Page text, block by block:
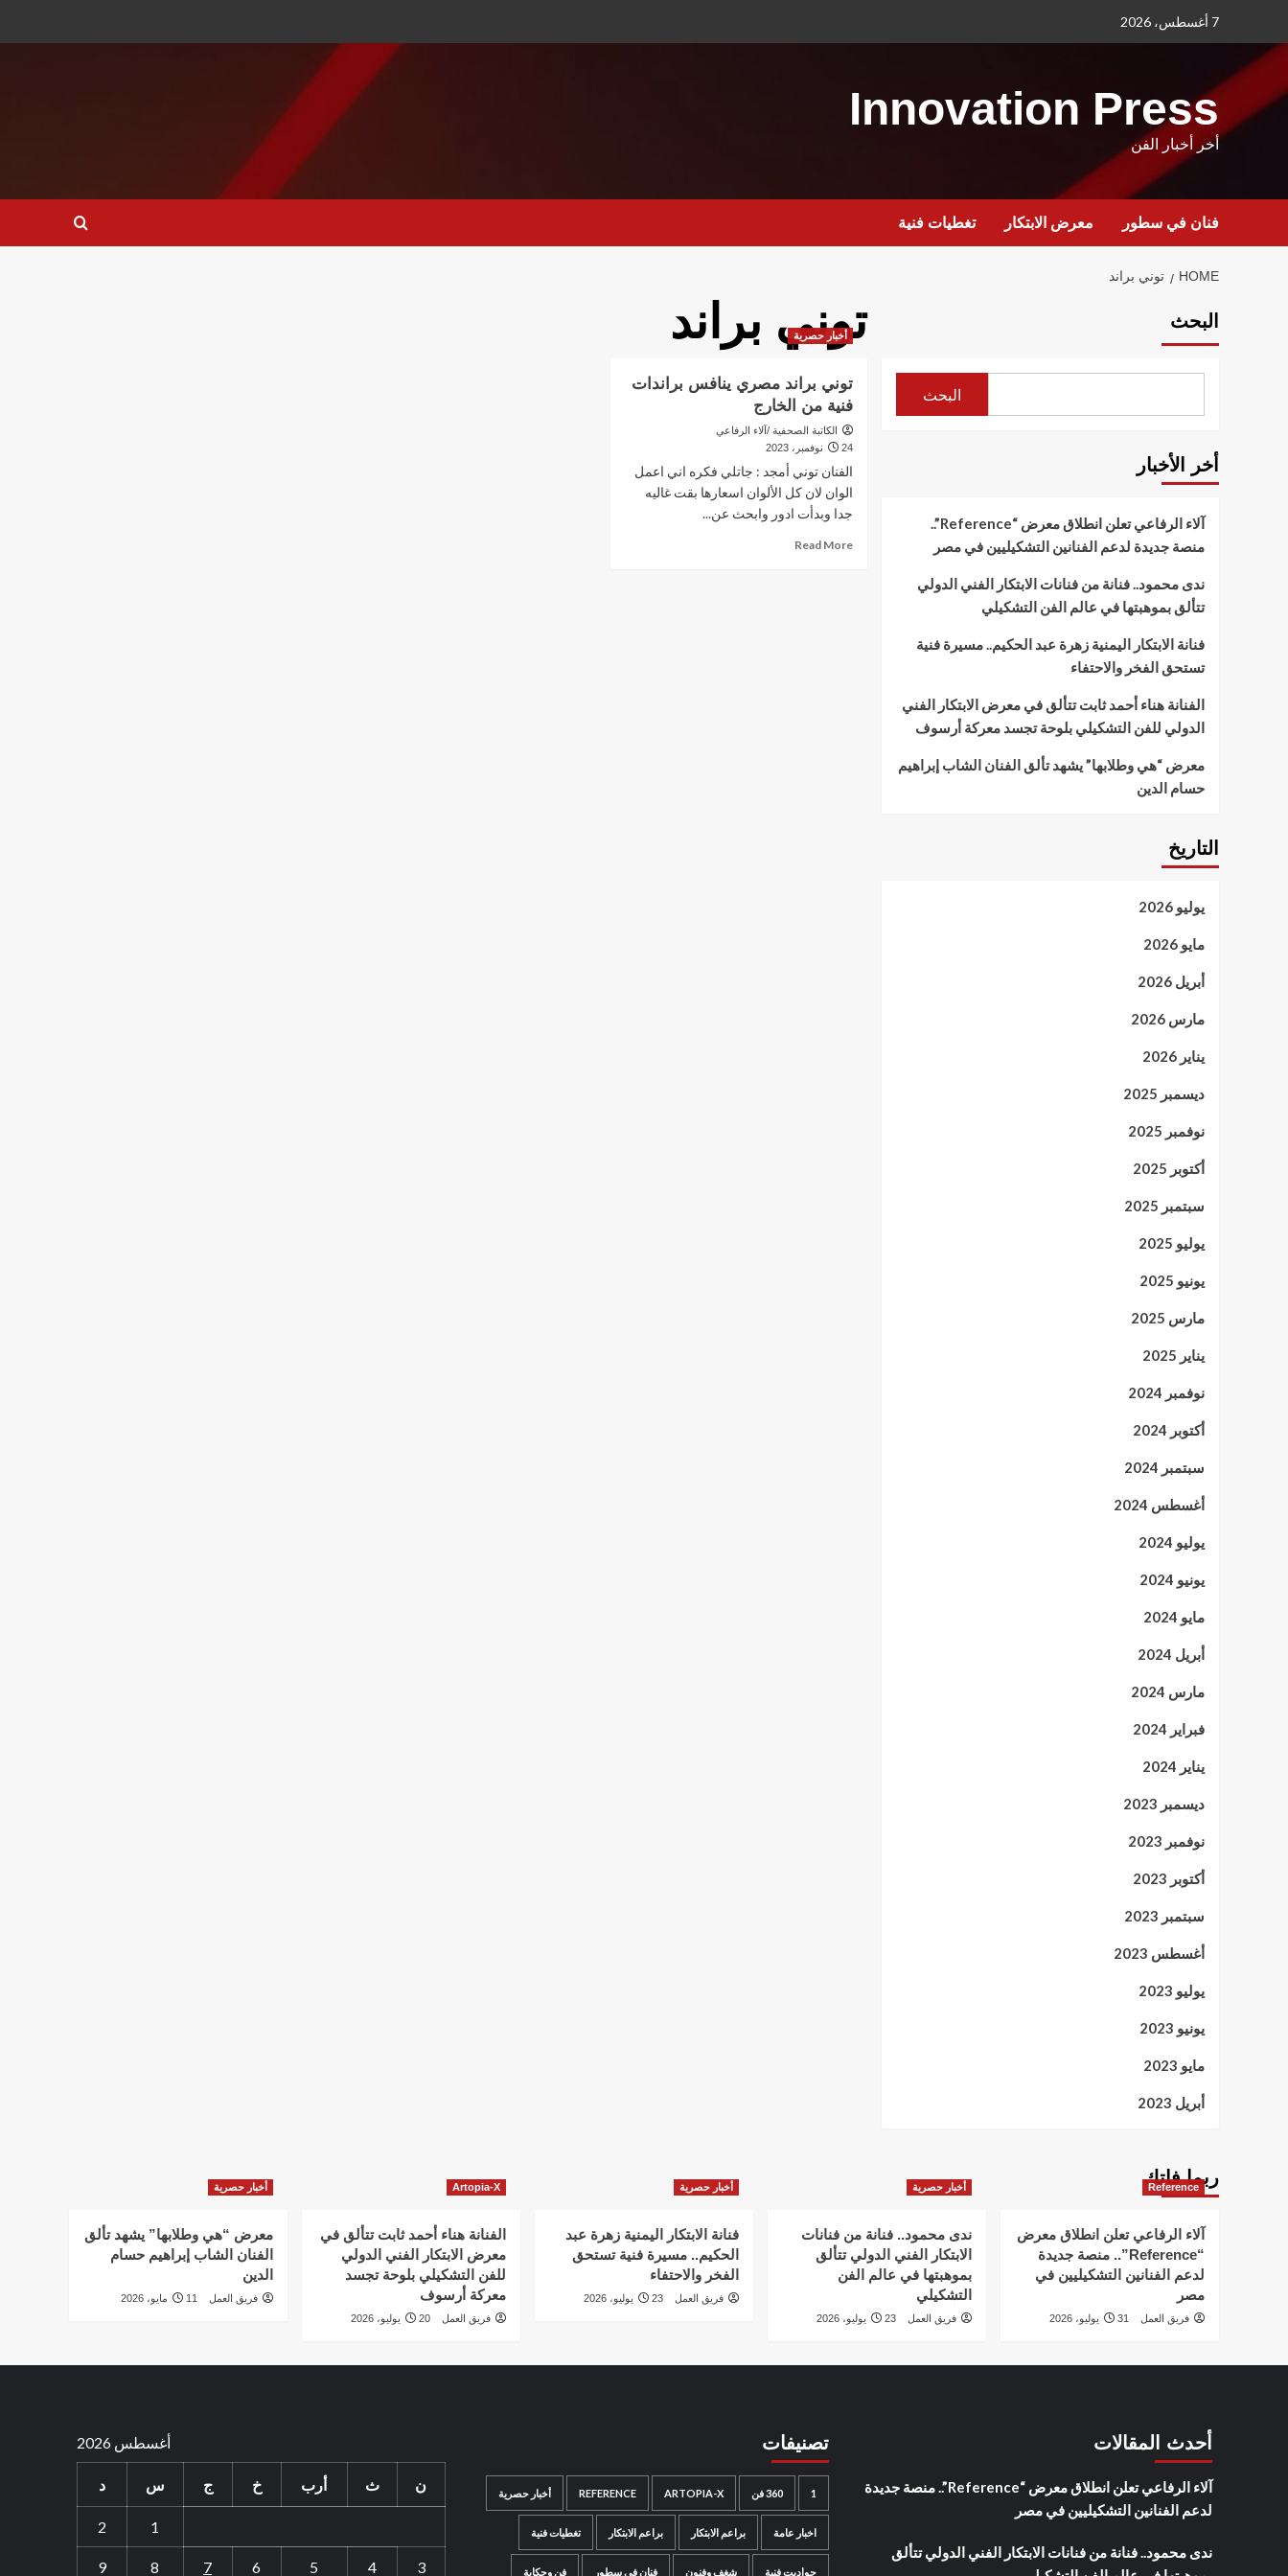
content
7 أغسطس، 2026
Innovation Press
أخر أخبار الفن
فنان في سطور معرض الابتكار تغطيات فنية
HOME توني براند
توني براند
أخبار حصرية
توني براند مصري ينافس براندات
فنية من الخارج
الكاتبة الصحفية /آلاء الرفاعي
24 نوفمبر، 2023
الفنان توني أمجد : جاتلي فكره اني اعمل
الوان لان كل الألوان اسعارها بقت غاليه
جدا وبدأت ادور وابحث عن...
Read More
البحث
البحث
أخر الأخبار
آلاء الرفاعي تعلن انطلاق معرض “Reference”..
منصة جديدة لدعم الفنانين التشكيليين في مصر
ندى محمود.. فنانة من فنانات الابتكار الفني الدولي
تتألق بموهبتها في عالم الفن التشكيلي
فنانة الابتكار اليمنية زهرة عبد الحكيم.. مسيرة فنية
تستحق الفخر والاحتفاء
الفنانة هناء أحمد ثابت تتألق في معرض الابتكار الفني
الدولي للفن التشكيلي بلوحة تجسد معركة أرسوف
معرض “هي وطلابها” يشهد تألق الفنان الشاب إبراهيم
حسام الدين
التاريخ
يوليو 2026
مايو 2026
أبريل 2026
مارس 2026
يناير 2026
ديسمبر 2025
نوفمبر 2025
أكتوبر 2025
سبتمبر 2025
يوليو 2025
يونيو 2025
مارس 2025
يناير 2025
نوفمبر 2024
أكتوبر 2024
سبتمبر 2024
أغسطس 2024
يوليو 2024
يونيو 2024
مايو 2024
أبريل 2024
مارس 2024
فبراير 2024
يناير 2024
ديسمبر 2023
نوفمبر 2023
أكتوبر 2023
سبتمبر 2023
أغسطس 2023
يوليو 2023
يونيو 2023
مايو 2023
أبريل 2023
ربما فاتك
Reference
آلاء الرفاعي تعلن انطلاق معرض
“Reference”.. منصة جديدة
لدعم الفنانين التشكيليين في
مصر
فريق العمل 31 يوليو، 2026
أخبار حصرية
ندى محمود.. فنانة من فنانات
الابتكار الفني الدولي تتألق
بموهبتها في عالم الفن
التشكيلي
فريق العمل 23 يوليو، 2026
أخبار حصرية
فنانة الابتكار اليمنية زهرة عبد
الحكيم.. مسيرة فنية تستحق
الفخر والاحتفاء
فريق العمل 23 يوليو، 2026
Artopia-X
الفنانة هناء أحمد ثابت تتألق في
معرض الابتكار الفني الدولي
للفن التشكيلي بلوحة تجسد
معركة أرسوف
فريق العمل 20 يوليو، 2026
أخبار حصرية
معرض “هي وطلابها” يشهد تألق
الفنان الشاب إبراهيم حسام
الدين
فريق العمل 11 مايو، 2026
أحدث المقالات
آلاء الرفاعي تعلن انطلاق معرض “Reference”.. منصة جديدة
لدعم الفنانين التشكيليين في مصر
ندى محمود.. فنانة من فنانات الابتكار الفني الدولي تتألق
تصنيفات
1 360 فن ARTOPIA-X
REFERENCE أخبار حصرية
اخبار عامة براعم الابتكار براعم الابتكار تغطيات فنية
حواديت فنية شغف وفنون فنان في سطور فن وحكاية
أغسطس 2026
ن ث أرب خ ج س د
1
2
3
4
5
6
7
8
9